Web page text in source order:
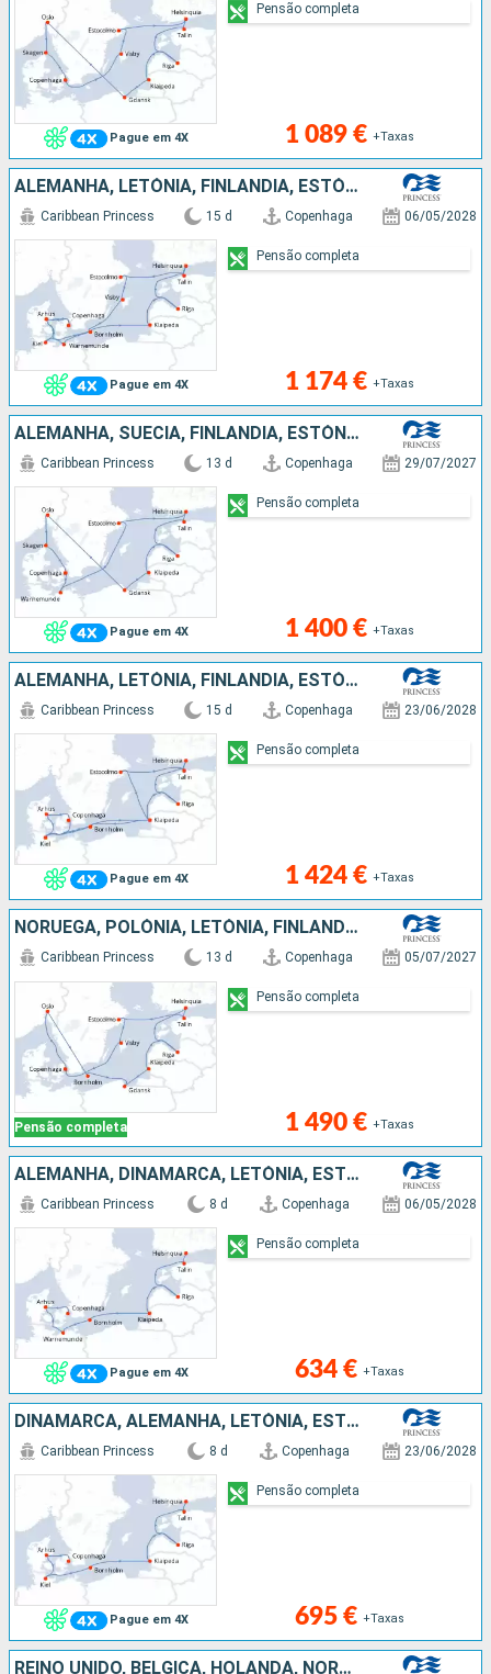
Pague em 4X 1 089 € +Taxas
Pensão completa
ALEMANHA, LETÓNIA, FINLÂNDIA, ESTÓNIA, SUÉCIA, DINAMARCA
Pague em 4X
Caribbean Princess 15 d Copenhaga 06/05/2028
1 174 € +Taxas
Pensão completa
ALEMANHA, SUÉCIA, FINLÂNDIA, ESTÓNIA, LETÓNIA, POLÓNIA, NORUEGA, DINAMARCA
Pague em 4X
Caribbean Princess 13 d Copenhaga 29/07/2027
1 400 € +Taxas
Pensão completa
ALEMANHA, LETÓNIA, FINLÂNDIA, ESTÓNIA, SUÉCIA, DINAMARCA
Pague em 4X
Caribbean Princess 15 d Copenhaga 23/06/2028
1 424 € +Taxas
Pensão completa
NORUEGA, POLÓNIA, LETÓNIA, FINLÂNDIA, ESTÓNIA, SUÉCIA, DINAMARCA
Pensão completa
Caribbean Princess 13 d Copenhaga 05/07/2027
1 490 € +Taxas
Pensão completa
ALEMANHA, DINAMARCA, LETÓNIA, ESTÓNIA, FINLÂNDIA
Pague em 4X
Caribbean Princess 8 d Copenhaga 06/05/2028
634 € +Taxas
Pensão completa
DINAMARCA, ALEMANHA, LETÓNIA, ESTÓNIA, FINLÂNDIA
Pague em 4X
Caribbean Princess 8 d Copenhaga 23/06/2028
695 € +Taxas
Pensão completa
REINO UNIDO, BÉLGICA, HOLANDA, NORUEGA, DINAMARCA